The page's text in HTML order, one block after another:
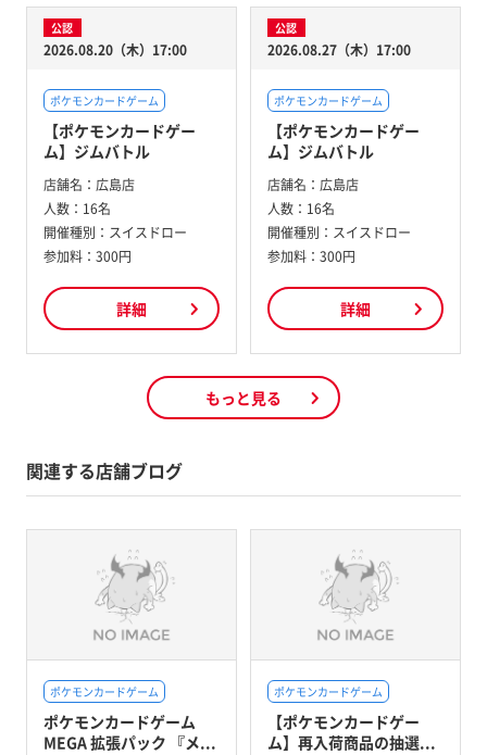
公認
2026.08.20（木）17:00
ポケモンカードゲーム
【ポケモンカードゲー
ム】ジムバトル
店舗名： 広島店
人数： 16名
開催種別： スイスドロー
参加料： 300円
詳細
公認
2026.08.27（木）17:00
ポケモンカードゲーム
【ポケモンカードゲー
ム】ジムバトル
店舗名： 広島店
人数： 16名
開催種別： スイスドロー
参加料： 300円
詳細
もっと見る
関連する店舗ブログ
ポケモンカードゲーム
ポケモンカードゲーム
MEGA 拡張パック 『メ...
ポケモンカードゲーム
【ポケモンカードゲー
ム】再入荷商品の抽選...